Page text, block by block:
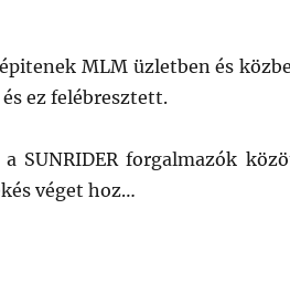
MLM üzletben és
ez felébresztett.
SUNRIDER forgalmazók
véget hoz…